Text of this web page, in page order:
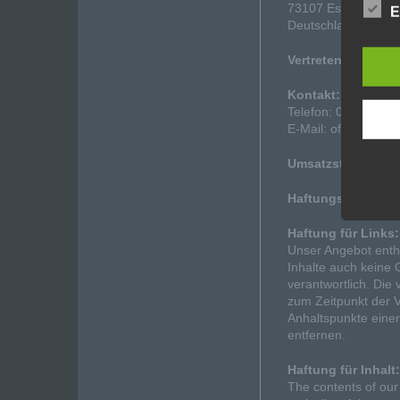
73107 Eschenbach
Deutschland
Vertreten durch:
Kontakt:
Telefon: 0716142654
E-Mail: office
Haftung für Links:
Unser Angebot
Inhalte auch keine
verantwortlich. Die
zum Zeitpunkt der
Anhaltspunkte
entfernen.
Haftung für Inhalt:
The contents of